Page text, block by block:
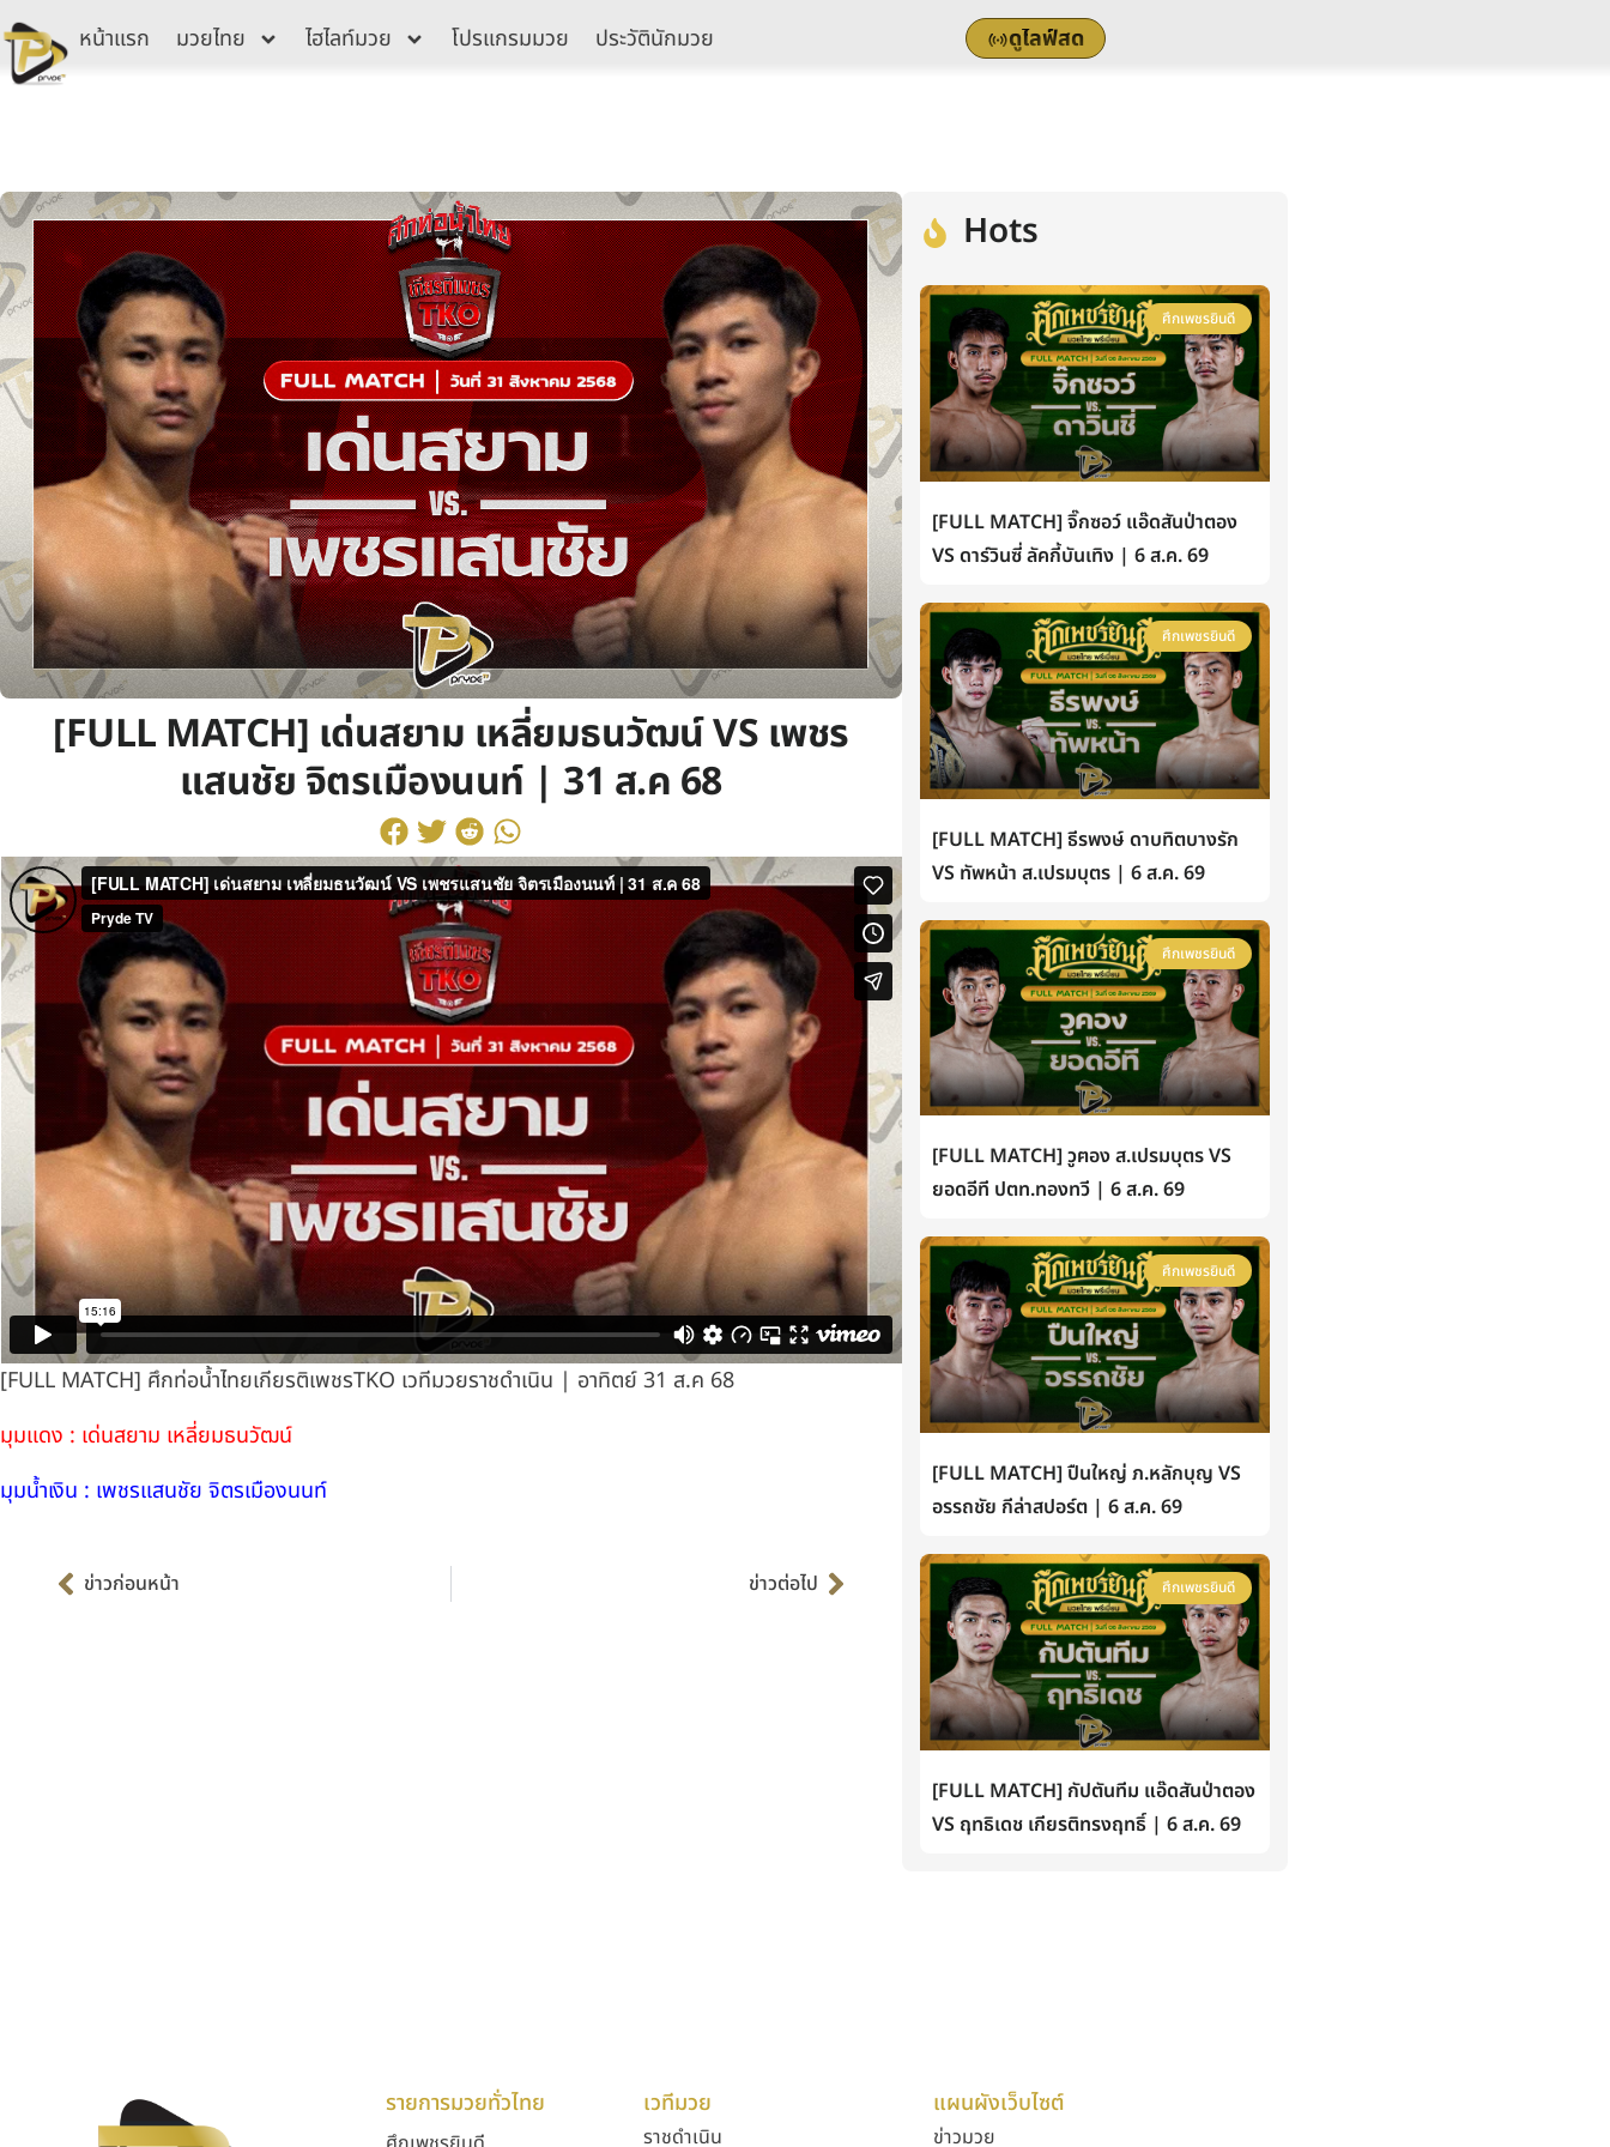
Skip
to
content
หน้าแรก มวยไทย ไฮไลท์มวย โปรแกรมมวย ประวัตินักมวย ดูไลฟ์สด
[FULL MATCH] เด่นสยาม เหลี่ยมธนวัฒน์ VS เพชร
แสนชัย จิตรเมืองนนท์ | 31 ส.ค 68
[FULL MATCH] ศึกท่อน้ำไทยเกียรติเพชรTKO เวทีมวยราชดำเนิน | อาทิตย์ 31 ส.ค 68
มุมแดง : เด่นสยาม เหลี่ยมธนวัฒน์
มุมน้ำเงิน : เพชรแสนชัย จิตรเมืองนนท์
ข่าวก่อนหน้า ข่าวต่อไป
Hots
ศึกเพชรยินดี
[FULL MATCH] จิ๊กซอว์ แอ๊ดสันป่าตอง
VS ดาร์วินซี่ ลัคกี้บันเทิง | 6 ส.ค. 69
ศึกเพชรยินดี
[FULL MATCH] ธีรพงษ์ ดาบทิตบางรัก
VS ทัพหน้า ส.เปรมบุตร | 6 ส.ค. 69
ศึกเพชรยินดี
[FULL MATCH] วูฅอง ส.เปรมบุตร VS
ยอดอีที ปตท.ทองทวี | 6 ส.ค. 69
ศึกเพชรยินดี
[FULL MATCH] ปืนใหญ่ ภ.หลักบุญ VS
อรรถชัย กีล่าสปอร์ต | 6 ส.ค. 69
ศึกเพชรยินดี
[FULL MATCH] กัปตันทีม แอ๊ดสันป่าตอง
VS ฤทธิเดช เกียรติทรงฤทธิ์ | 6 ส.ค. 69
รายการมวยทั่วไทย เวทีมวย
ราชดำเนิน
แผนผังเว็บไซต์
ข่าวมวย